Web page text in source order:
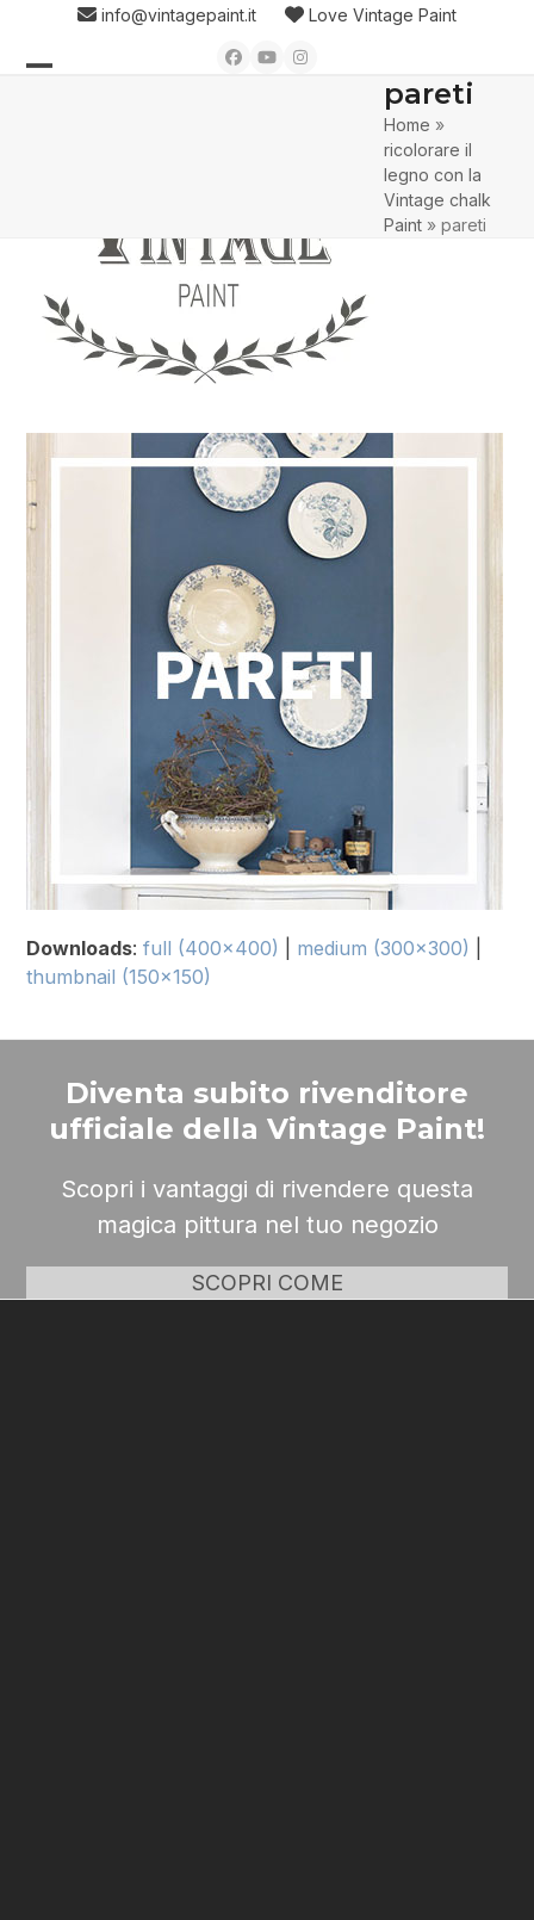
content
info@vintagepaint.it Love Vintage Paint
Facebook
YouTubeInstagram
pareti
Home »
ricolorare il
legno con la
Vintage chalk
Paint »pareti
Downloads:full (400x400) medium (300x300)
thumbnail (150x150)
Diventa subito rivenditore
ufficiale della Vintage Paint!
Scopri i vantaggi di rivendere questa
magica pittura nel tuo negozio
SCOPRI COME